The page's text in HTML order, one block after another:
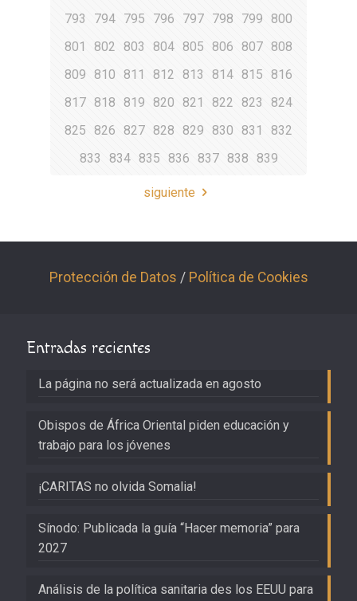
793
794 795 796 797 798 799
800
801
802 803 804 805 806 807 808
809
810 811 812 813 814 815
816
817 818 819 820 821 822 823
824
825
826 827 828 829 830 831
832
833
834 835 836 837 838 839
siguiente
Protección de Datos / Política de Cookies
Entradas recientes
La página no será actualizada en agosto
Obispos de África Oriental piden educación y
trabajo para los jóvenes
¡CARITAS no olvida Somalia!
Sínodo: Publicada la guía “Hacer memoria” para
2027
Análisis de la política sanitaria des los EEUU para